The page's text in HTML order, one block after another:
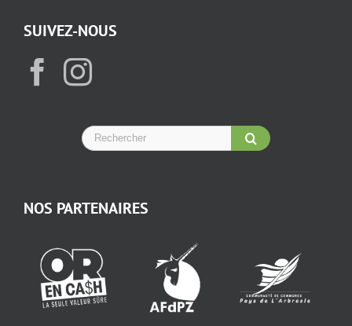
SUIVEZ-NOUS
NOS PARTENAIRES